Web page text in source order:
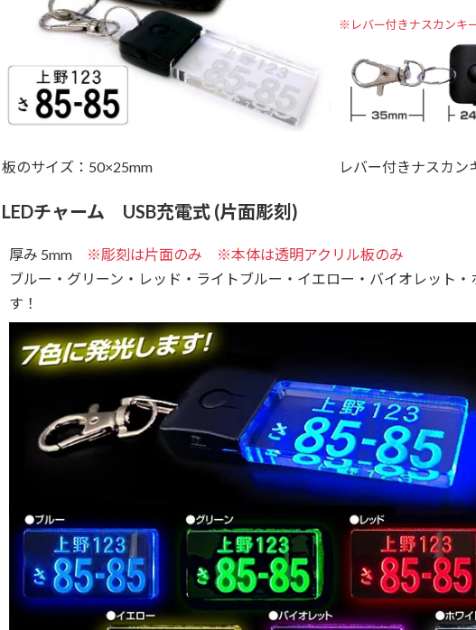
※レバー付きナスカンキ
板のサイズ：50×25mm レバー付きナスカン
LEDチャーム USB充電式 (片面彫刻)
厚み 5mm
※彫刻は片面のみ ※本体は透明アクリル板のみ
ブルー・グリーン・レッド・ライトブルー・イエロー・バイオレット
す！